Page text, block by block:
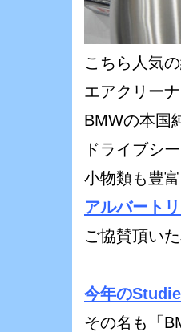
こちら人気
エアクリー
BMWの本国
ドライブシ
小物類も豊
アルバート
ご協賛頂い
今年の
その名も「